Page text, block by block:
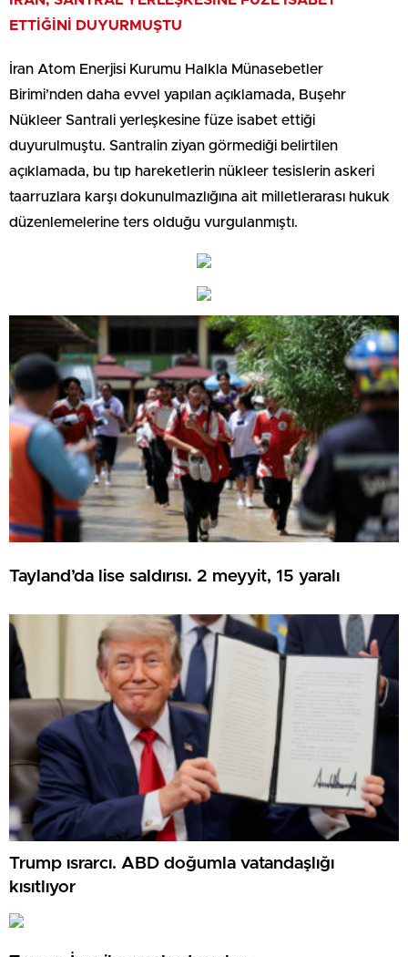
ETTİĞİNİ DUYURMUŞTU
İran Atom Enerjisi Kurumu Halkla Münasebetler
Birimi’nden daha evvel yapılan açıklamada, Buşehr
Nükleer Santrali yerleşkesine füze isabet ettiği
duyurulmuştu. Santralin ziyan görmediği belirtilen
açıklamada, bu tıp hareketlerin nükleer tesislerin askeri
taarruzlara karşı dokunulmazlığına ait milletlerarası hukuk
düzenlemelerine ters olduğu vurgulanmıştı.
Tayland’da lise saldırısı. 2 meyyit, 15 yaralı
Trump ısrarcı. ABD doğumla vatandaşlığı
kısıtlıyor